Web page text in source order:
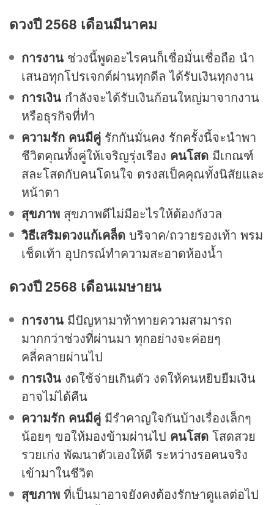
ดวงปี 2568 เดือนมีนาคม
การงาน ช่วงนี้พูดอะไรคนก็เชื่อมั่นเชื่อถือ นำ
เสนอทุกโปรเจกต์ผ่านทุกดีล ได้รับเงินทุกงาน
การเงิน กำลังจะได้รับเงินก้อนใหญ่มาจากงาน
หรือธุรกิจที่ทำ
ความรัก คนมีคู่ รักกันมั่นคง รักครั้งนี้จะนำพา
ชีวิตคุณทั้งคู่ให้เจริญรุ่งเรือง คนโสด มีเกณฑ์
สละโสดกับคนโดนใจ ตรงสเป็คคุณทั้งนิสัยและ
หน้าตา
สุขภาพ สุขภาพดีไม่มีอะไรให้ต้องกังวล
วิธีเสริมดวงแก้เคล็ด บริจาค/ถวายรองเท้า พรม
เช็ดเท้า อุปกรณ์ทำความสะอาดห้องน้ำ
ดวงปี 2568 เดือนเมษายน
การงาน มีปัญหามาท้าทายความสามารถ
มากกว่าช่วงที่ผ่านมา ทุกอย่างจะค่อยๆ
คลี่คลายผ่านไป
การเงิน งดใช้จ่ายเกินตัว งดให้คนหยิบยืมเงิน
อาจไม่ได้คืน
ความรัก คนมีคู่ มีรำคาญใจกันบ้างเรื่องเล็กๆ
น้อยๆ ขอให้มองข้ามผ่านไป คนโสด โสดสวย
รวยเก่ง พัฒนาตัวเองให้ดี ระหว่างรอคนจริง
เข้ามาในชีวิต
สุขภาพ ที่เป็นมาอาจยังคงต้องรักษาดูแลต่อไป